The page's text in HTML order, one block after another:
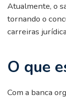
Atualmente, o
tornando o
carreiras
O que
Com a banca